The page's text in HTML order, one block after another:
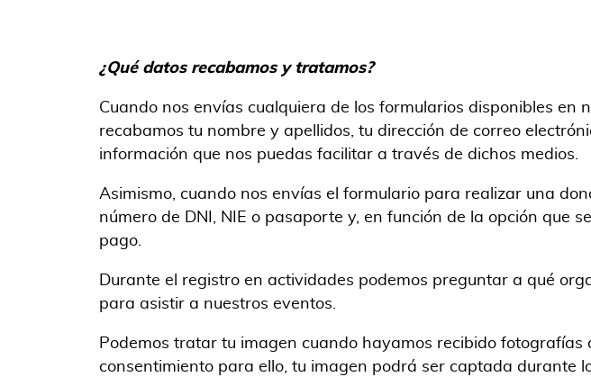
¿Qué datos recabamos y tratamos?
Cuando nos envías cualquiera de los formularios disponibles
recabamos tu nombre y apellidos, tu dirección de correo
información que nos puedas facilitar a través de dichos medios.
Asimismo, cuando nos envías el formulario para realizar una
número de DNI, NIE o pasaporte y, en función de la opción que
pago.
Durante el registro en actividades podemos preguntar a qué
para asistir a nuestros eventos.
Podemos tratar tu imagen cuando hayamos recibido
consentimiento para ello, tu imagen podrá ser captada durante